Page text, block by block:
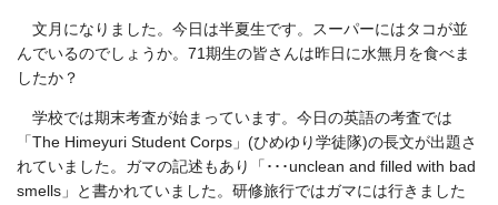
文月になりました。今日は半夏生です。スーパーにはタコが並
んでいるのでしょうか。71期生の皆さんは昨日に水無月を食べま
したか？
学校では期末考査が始まっています。今日の英語の考査では
「The Himeyuri Student Corps」(ひめゆり学徒隊)の長文が出題さ
れていました。ガマの記述もあり「･･･unclean and filled with bad
smells」と書かれていました。研修旅行ではガマには行きました